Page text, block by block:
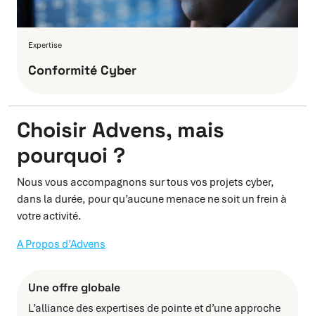
Expertise
Conformité Cyber
Choisir Advens, mais
pourquoi ?
Nous vous accompagnons sur tous vos projets cyber,
dans la durée, pour qu’aucune menace ne soit un frein à
votre activité.
A Propos d’Advens
Une offre globale
L’alliance des expertises de pointe et d’une approche